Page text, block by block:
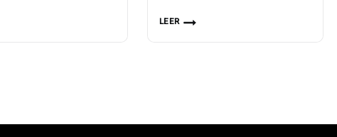
LEER